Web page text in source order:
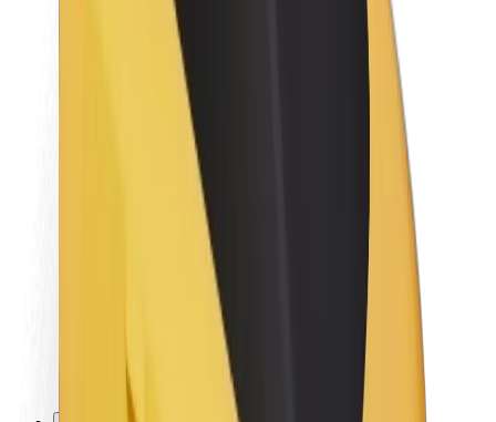
Održivost uz Bolt
Projekt nula
Smjernice za brend
Odnosi s investitorima
Urban Fund